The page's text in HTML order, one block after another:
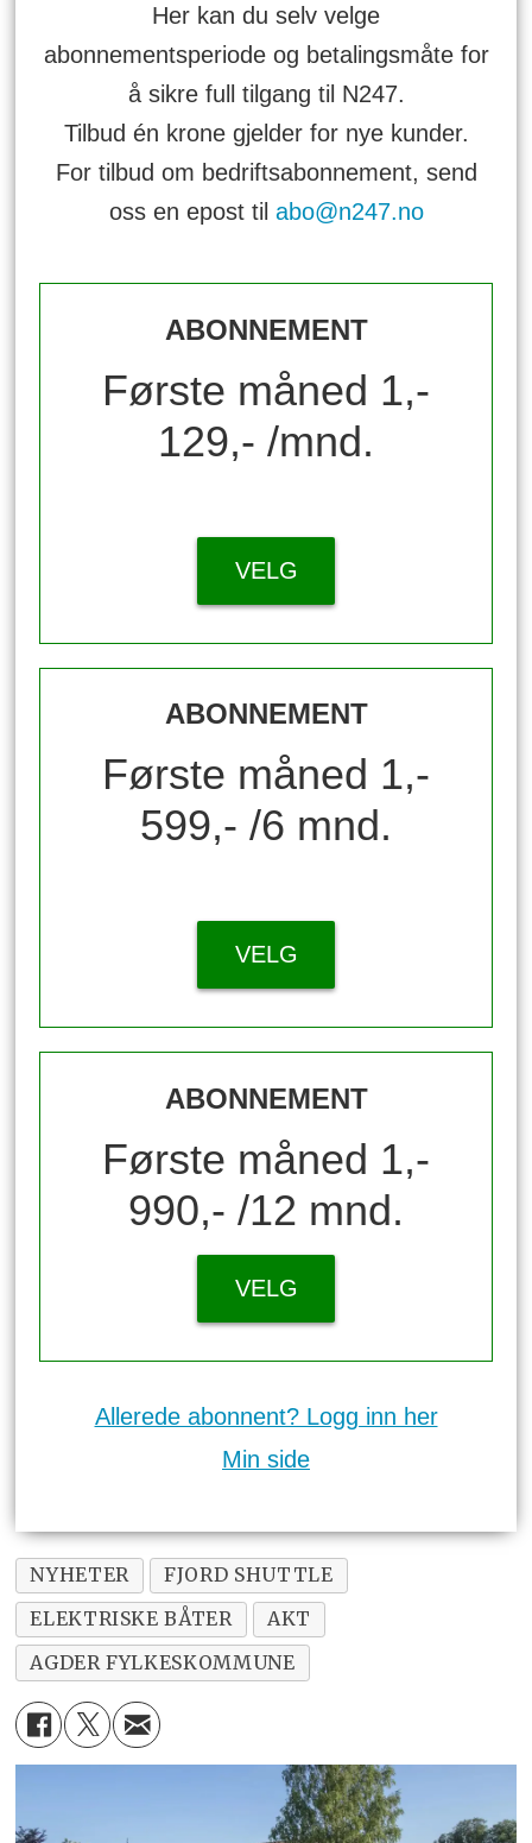
Her kan du selv velge
abonnementsperiode og betalingsmåte for
å sikre full tilgang til N247.
Tilbud én krone gjelder for nye kunder.
For tilbud om bedriftsabonnement, send
oss en epost til abo@n247.no
ABONNEMENT
Første måned 1,-
129,- /mnd.
VELG
ABONNEMENT
Første måned 1,-
599,- /6 mnd.
VELG
ABONNEMENT
Første måned 1,-
990,- /12 mnd.
VELG
Allerede abonnent? Logg inn her
Min side
NYHETER
FJORD SHUTTLE
ELEKTRISKE BÅTER
AKT
AGDER FYLKESKOMMUNE